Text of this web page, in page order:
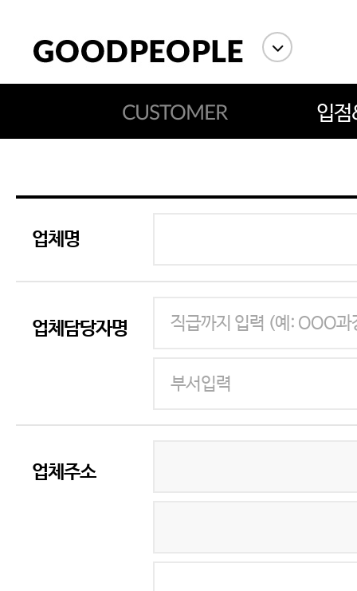
CUSTOMER 입
업체명
업체담당자명
업체주소